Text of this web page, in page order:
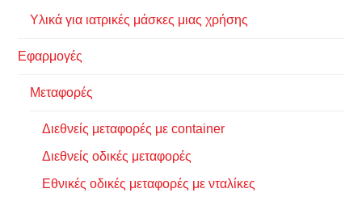
Υλικά για ιατρικές μάσκες μιας χρήσης
Εφαρμογές
Μεταφορές
Διεθνείς μεταφορές με container
Διεθνείς οδικές μεταφορές
Εθνικές οδικές μεταφορές με νταλίκες